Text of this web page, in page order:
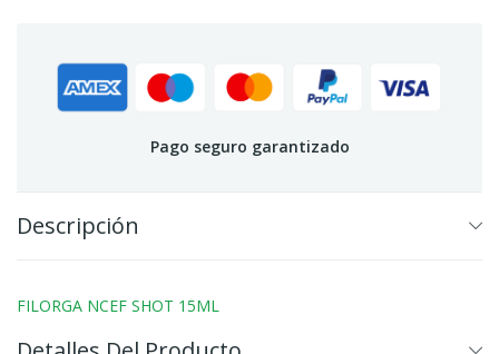
Pago seguro garantizado
Descripción
FILORGA NCEF SHOT 15ML